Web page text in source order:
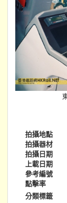
拍攝地點
拍攝器材
拍攝日期
上載日期
參考編號
點擊率
分類標籤